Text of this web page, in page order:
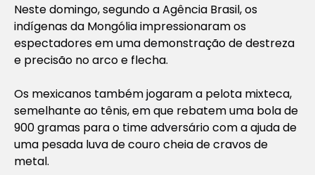
Neste domingo, segundo a Agência Brasil, os
indígenas da Mongólia impressionaram os
espectadores em uma demonstração de destreza
e precisão no arco e flecha.
Os mexicanos também jogaram a pelota mixteca,
semelhante ao tênis, em que rebatem uma bola de
900 gramas para o time adversário com a ajuda de
uma pesada luva de couro cheia de cravos de
metal.